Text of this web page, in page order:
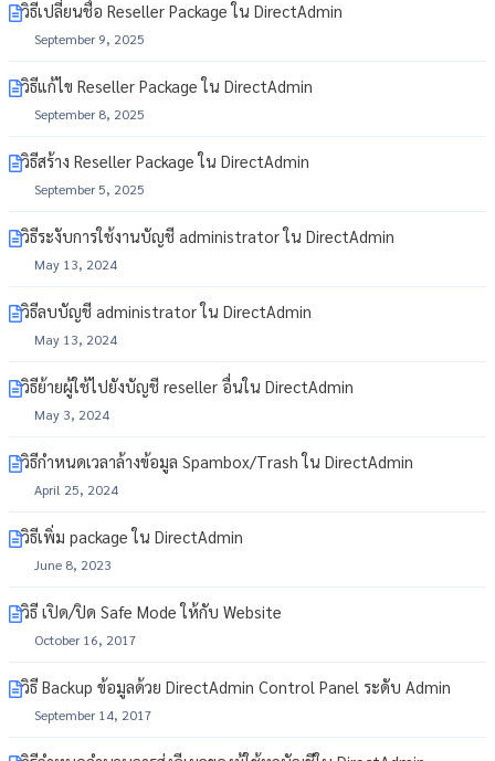
วิธีเปลี่ยนชื่อ Reseller Package ใน DirectAdmin
September 9, 2025
วิธีแก้ไข Reseller Package ใน DirectAdmin
September 8, 2025
วิธีสร้าง Reseller Package ใน DirectAdmin
September 5, 2025
วิธีระงับการใช้งานบัญชี administrator ใน DirectAdmin
May 13, 2024
วิธีลบบัญชี administrator ใน DirectAdmin
May 13, 2024
วิธีย้ายผู้ใช้ไปยังบัญชี reseller อื่นใน DirectAdmin
May 3, 2024
วิธีกำหนดเวลาล้างข้อมูล Spambox/Trash ใน DirectAdmin
April 25, 2024
วิธีเพิ่ม package ใน DirectAdmin
June 8, 2023
วิธี เปิด/ปิด Safe Mode ให้กับ Website
October 16, 2017
วิธี Backup ข้อมูลด้วย DirectAdmin Control Panel ระดับ Admin
September 14, 2017